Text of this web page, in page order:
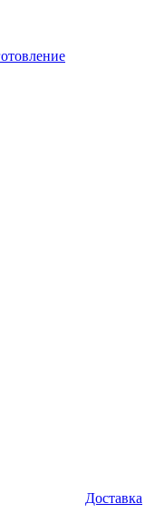
Доставка